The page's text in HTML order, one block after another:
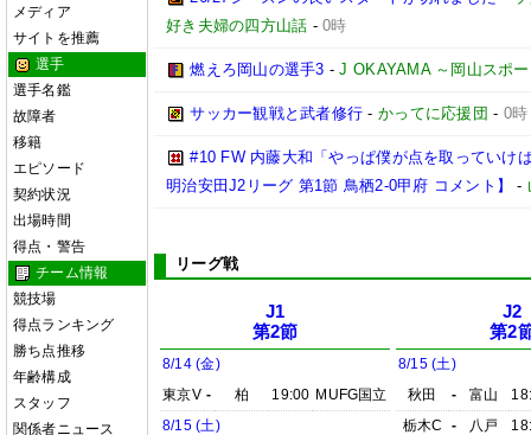
メディア
サイトを推薦
選手
選手名鑑
故障者
移籍
エピソード
契約状況
出場時間
得点・警告
チーム情報
競技場
得点ランキング
勝ち点推移
年齢構成
スタッフ
関係者ニュース
好き夫婦の四方山話 -0時
燃えろ岡山の選手3 -J OKAYAMA ～岡山スポ
サッカー観戦と武者修行 -かってに応援団 - 0時
#10 FW 内藤大和「やっぱ僕が点を取っていけ
明治安田J2リーグ 第1節 鳥栖2-0甲府 コメント】
-
リーグ戦
J1
第2節
8/14 (金)
東京V - 柏 19:00 MUFG国立
8/15 (土)
J2
第2
8/15 (土)
秋田
- 富山
栃木C
- 八戸